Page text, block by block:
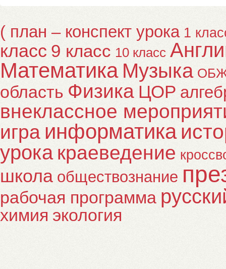
( план – конспект урока 1
класс 9 класс 10 класс
Математика Музыка
область Физика ЦОР
внеклассное
игра информатика
урока краеведение
школа обществознание
рабочая программа
химия экология